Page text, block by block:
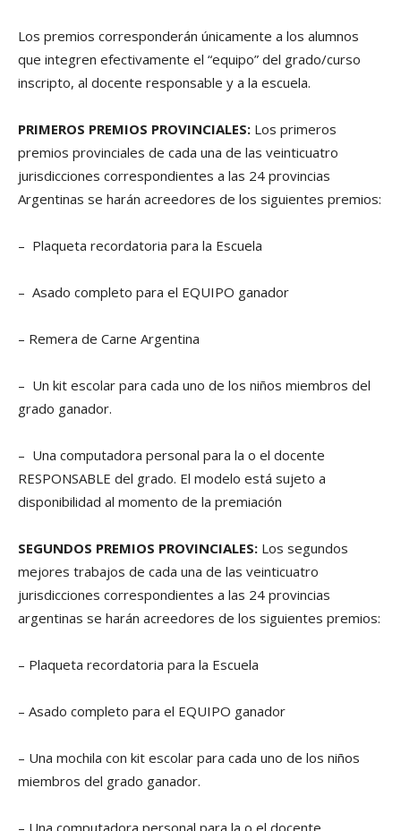
Los premios corresponderán únicamente a los alumnos
que integren efectivamente el “equipo” del grado/curso
inscripto, al docente responsable y a la escuela.
PRIMEROS PREMIOS PROVINCIALES: Los primeros
premios provinciales de cada una de las veinticuatro
jurisdicciones correspondientes a las 24 provincias
Argentinas se harán acreedores de los siguientes premios:
– Plaqueta recordatoria para la Escuela
– Asado completo para el EQUIPO ganador
– Remera de Carne Argentina
– Un kit escolar para cada uno de los niños miembros del
grado ganador.
– Una computadora personal para la o el docente
RESPONSABLE del grado. El modelo está sujeto a
disponibilidad al momento de la premiación
SEGUNDOS PREMIOS PROVINCIALES: Los segundos
mejores trabajos de cada una de las veinticuatro
jurisdicciones correspondientes a las 24 provincias
argentinas se harán acreedores de los siguientes premios:
– Plaqueta recordatoria para la Escuela
– Asado completo para el EQUIPO ganador
– Una mochila con kit escolar para cada uno de los niños
miembros del grado ganador.